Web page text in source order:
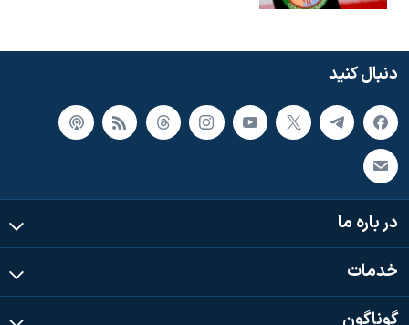
دنبال کنید
در باره ما
خدمات